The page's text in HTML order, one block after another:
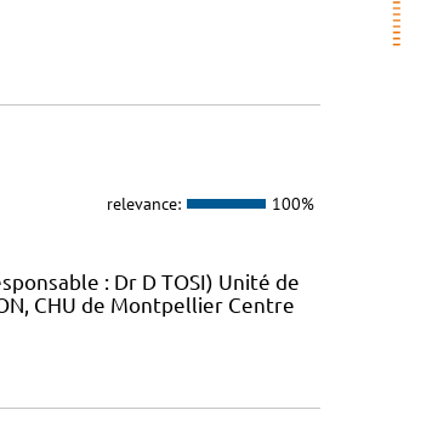
relevance: 100%
: Dr D TOSI) Unité de
CHU de Montpellier Centre